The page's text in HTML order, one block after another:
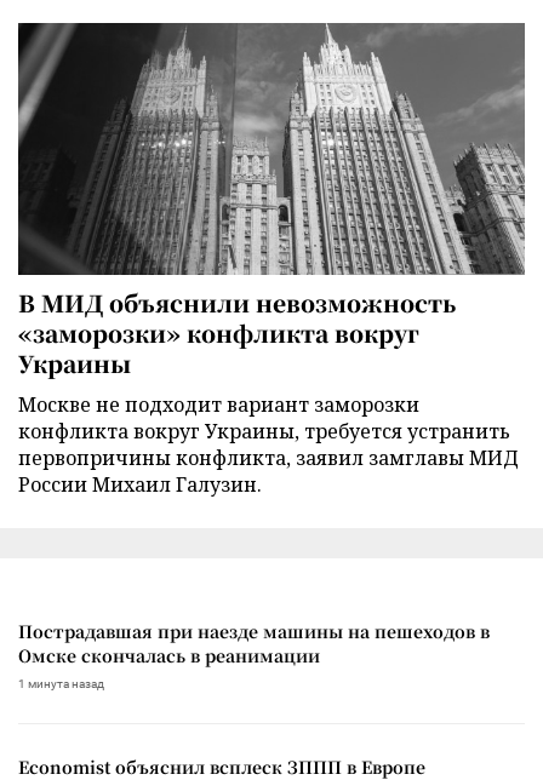
В МИД объяснили невозможность
«заморозки» конфликта вокруг
Украины
Москве не подходит вариант заморозки
конфликта вокруг Украины, требуется устранить
первопричины конфликта, заявил замглавы МИД
России Михаил Галузин.
Пострадавшая при наезде машины на пешеходов в
Омске скончалась в реанимации
1 минута назад
Economist объяснил всплеск ЗППП в Европе